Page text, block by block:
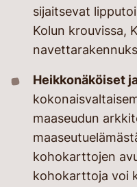
sijaitsevat
Kolun krouvissa,
Heikkonäköiset
maaseudun
kohokarttojen
kohokarttoja voi